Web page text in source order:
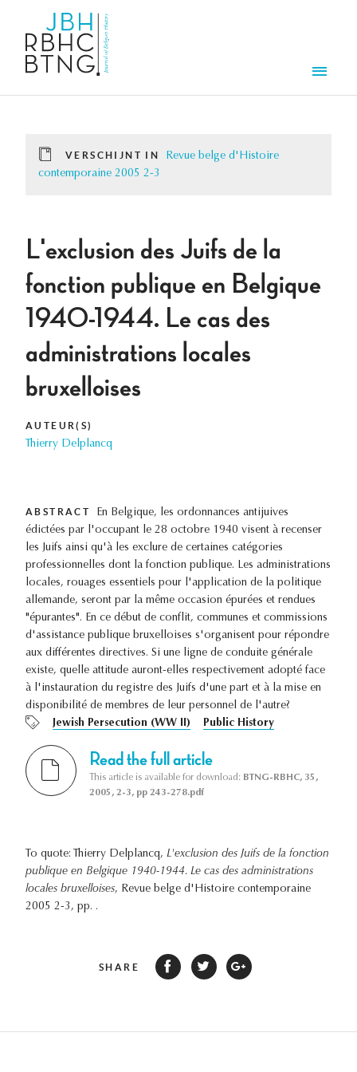
VERSCHIJNT IN
Revue belge d'Histoire
contemporaine 2005 2-3
L'exclusion des Juifs de la
fonction publique en Belgique
1940-1944. Le cas des
administrations locales
bruxelloises
AUTEUR(S)
Thierry Delplancq
ABSTRACT
En Belgique, les ordonnances antijuives
édictées par l'occupant le 28 octobre 1940 visent à recenser
les Juifs ainsi qu'à les exclure de certaines catégories
professionnelles dont la fonction publique. Les administrations
locales, rouages essentiels pour l'application de la politique
allemande, seront par la même occasion épurées et rendues
"épurantes". En ce début de conflit, communes et commissions
d'assistance publique bruxelloises s'organisent pour répondre
aux différentes directives. Si une ligne de conduite générale
existe, quelle attitude auront-elles respectivement adopté face
à l'instauration du registre des Juifs d'une part et à la mise en
disponibilité de membres de leur personnel de l'autre?
Jewish Persecution (WW II)
Public History
Read the full article
This article is available for download: BTNG-RBHC, 35,
2005, 2-3, pp 243-278.pdf
To quote: Thierry Delplancq, L'exclusion des Juifs de la fonction
publique en Belgique 1940-1944. Le cas des administrations
locales bruxelloises, Revue belge d'Histoire contemporaine
2005 2-3, pp. .
SHARE